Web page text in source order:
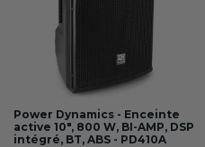
Power Dynamics - Enceinte
active 10", 800 W, BI-AMP, DSP
intégré, BT, ABS - PD410A